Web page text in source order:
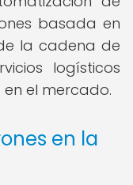
basada en
la cadena de
logísticos
el mercado.
en la